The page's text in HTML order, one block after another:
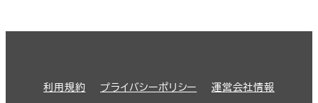
利用規約 プライバシーポリシー 運営会社情報